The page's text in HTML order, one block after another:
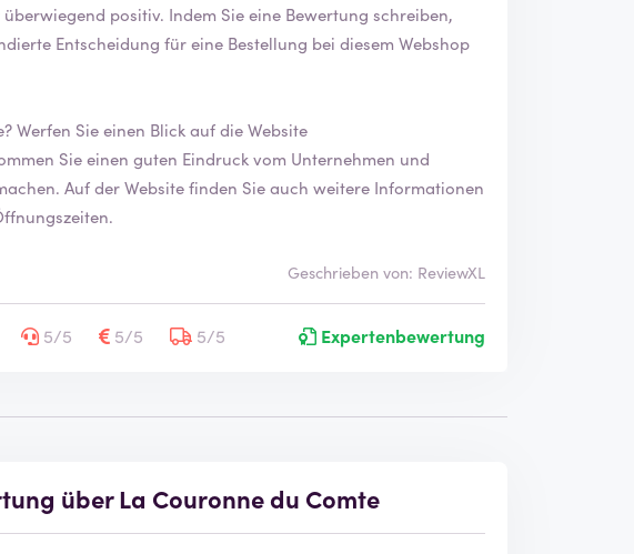
Sie eine Bewertung schreiben,
Entscheidung für eine Bestellung bei diesem Webshop
Neugierig auf La Couronne du Comte? Werfen Sie einen Blick auf die Website
Informationen
Geschrieben von: ReviewXL
5/5 5/5 5/5 Expertenbewertung
über La Couronne du Comte